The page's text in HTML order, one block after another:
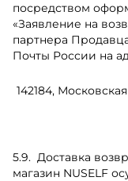
посредством
«Заявление на
партнера
Почты России на
142184,
Доставка
магазин NUSELF